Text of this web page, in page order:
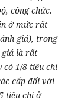
công chức.
ở mức rất
giá), trong
giá là rất
có 1/8 tiêu chí
cấp đối với
tiêu chí ở